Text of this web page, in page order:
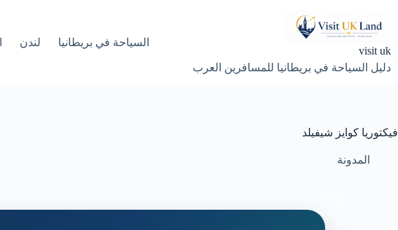
المحتوى
visit uk
دليل السياحة في بريطانيا للمسافرين العرب
السياحة في بريطانيا لندن
فيكتوريا كوايز شيفيلد
المدونة